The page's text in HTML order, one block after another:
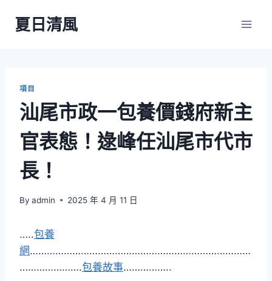
夏日清風
項目
汕尾市政一包養價錢府新主
官表態！逯峰任汕尾市代市
長！
By admin 2025 年 4 月 11 日
…..包養
網……………………………………………………………………
………………….包養故事……………..